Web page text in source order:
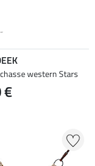
western Stars
€